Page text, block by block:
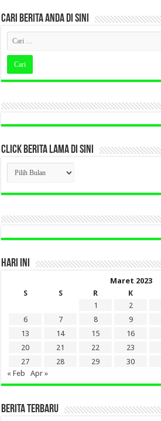
CARI BERITA ANDA DI SINI
CLICK BERITA LAMA DI SINI
CLICK
BERITA
LAMA
DI
HARI INI
Maret 2023
S
S R K
1
2
6
7 8 9
13
14 15 16
20
21 22 23
27
28 29 30
« Feb
Apr »
BERITA TERBARU